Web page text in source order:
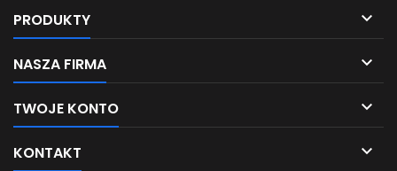
PRODUKTY 
NASZA FIRMA 
TWOJE KONTO 
KONTAKT 